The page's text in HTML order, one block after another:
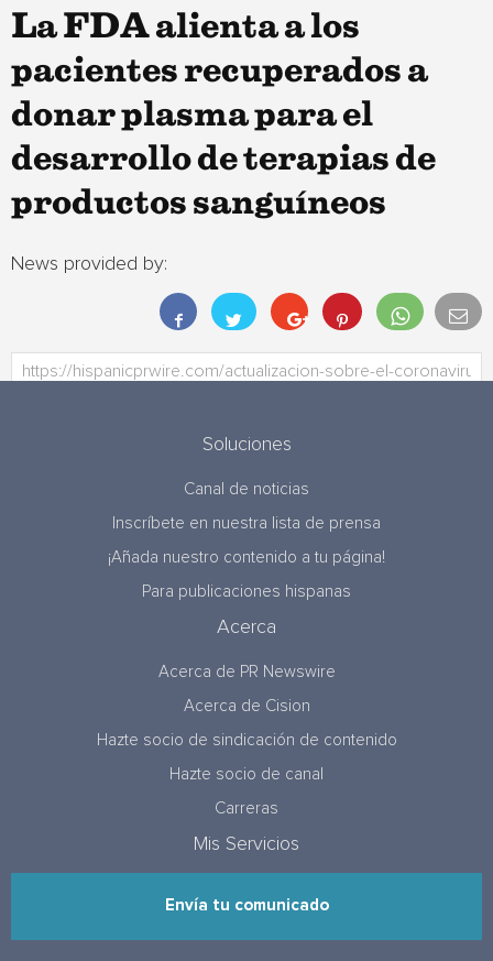
La FDA alienta a los
pacientes recuperados a
donar plasma para el
desarrollo de terapias de
productos sanguíneos
News provided by:
Soluciones
Canal de noticias
Inscríbete en nuestra lista de prensa
¡Añada nuestro contenido a tu página!
Para publicaciones hispanas
Acerca
Acerca de PR Newswire
Acerca de Cision
Hazte socio de sindicación de contenido
Hazte socio de canal
Carreras
Mis Servicios
Envía tu comunicado